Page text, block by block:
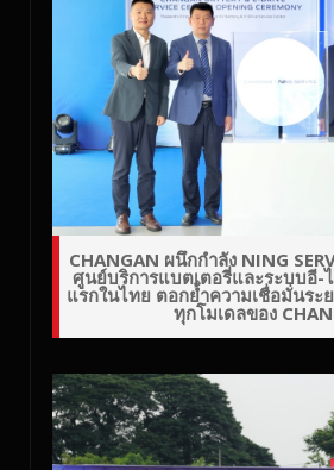
CHANGAN ผนึกกำลัง NING
ศูนย์บริการแบตเตอรี่และระบบอี-
แรกในไทย ตอกย้ำความเชื่อมั่นระ
ทุกโมเดลของ